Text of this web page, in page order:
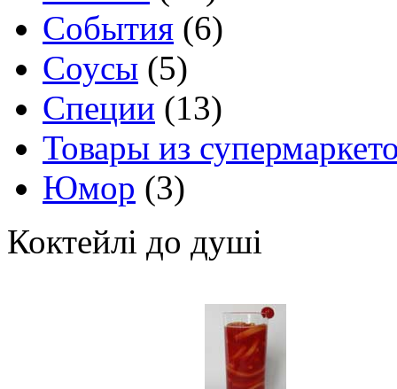
События (6)
Соусы (5)
Специи (13)
Товары из
Юмор (3)
Коктейлі до душі